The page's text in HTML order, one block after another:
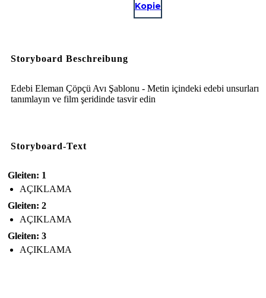
Kopie
Storyboard Beschreibung
Edebi Eleman Çöpçü Avı Şablonu - Metin içindeki edebi unsurları
tanımlayın ve film şeridinde tasvir edin
Storyboard-Text
Gleiten: 1
AÇIKLAMA
Gleiten: 2
AÇIKLAMA
Gleiten: 3
AÇIKLAMA